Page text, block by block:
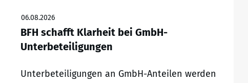
06.08.2026
BFH schafft Klarheit bei GmbH-
Unterbeteiligungen
Unterbeteiligungen an GmbH-Anteilen werden